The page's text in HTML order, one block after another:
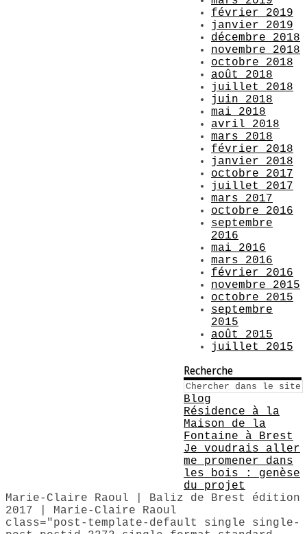
février 2019
janvier 2019
décembre 2018
novembre 2018
octobre 2018
août 2018
juillet 2018
juin 2018
mai 2018
avril 2018
mars 2018
février 2018
janvier 2018
octobre 2017
juillet 2017
mars 2017
octobre 2016
septembre
2016
mai 2016
mars 2016
février 2016
novembre 2015
octobre 2015
septembre
2015
août 2015
juillet 2015
Recherche
Blog
Résidence à la
Maison de la
Fontaine à Brest
Je voudrais aller
me promener dans
les bois : genèse
du projet
Marie-Claire Raoul | Baliz de Brest édition
2017 | Marie-Claire Raoul
class="post-template-default single single-